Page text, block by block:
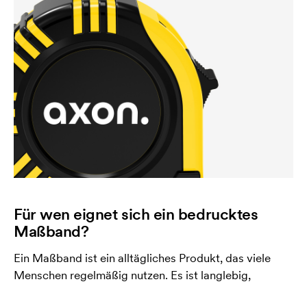
Für wen eignet sich ein bedrucktes
Maßband?
Ein Maßband ist ein alltägliches Produkt, das viele
Menschen regelmäßig nutzen. Es ist langlebig,